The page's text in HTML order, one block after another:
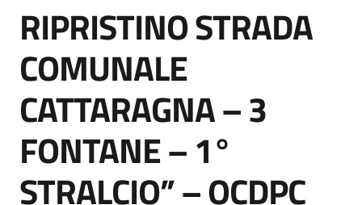
English
site
Seguici
su
RIPRISTINO STRADA
COMUNALE
CATTARAGNA – 3
FONTANE – 1°
STRALCIO” – OCDPC